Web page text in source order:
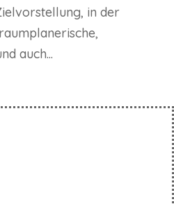
in der
auch...